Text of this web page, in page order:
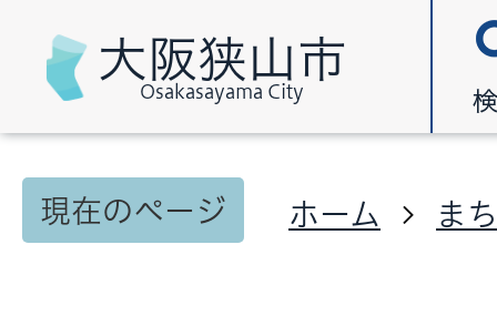
大阪狭山市
Osakasayama City
現在のページ ホーム ま